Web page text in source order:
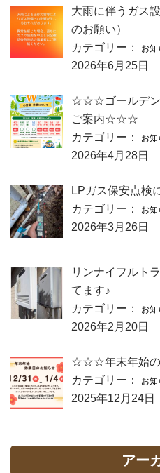
大雨に伴うガス
のお願い）
カテゴリー：
お知
2026年6月25日
☆☆☆ゴールデン
ご案内☆☆☆
カテゴリー：
お知
2026年4月28日
LPガス保安点検
カテゴリー：
お知
2026年3月26日
リンナイフルト
てます♪
カテゴリー：
お知
2026年2月20日
☆☆☆年末年始
カテゴリー：
お知
2025年12月24日
アー